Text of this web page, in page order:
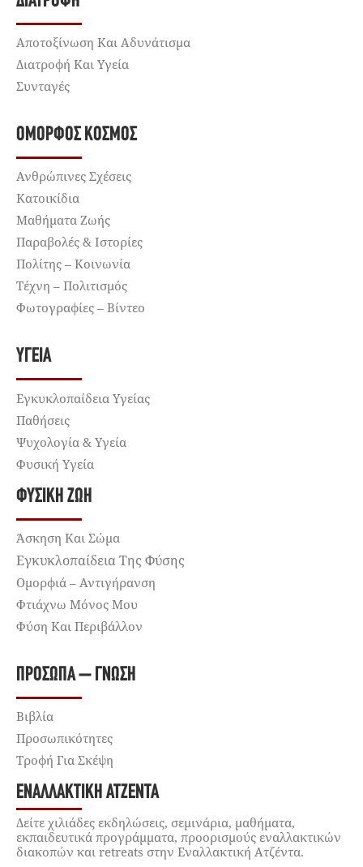
Αποτοξίνωση Και Αδυνάτισμα
Διατροφή Και Υγεία
Συνταγές
ΌΜΟΡΦΟΣ ΚΌΣΜΟΣ
Ανθρώπινες Σχέσεις
Κατοικίδια
Μαθήματα Ζωής
Παραβολές & Ιστορίες
Πολίτης – Κοινωνία
Τέχνη – Πολιτισμός
Φωτογραφίες – Βίντεο
ΥΓΕΊΑ
Εγκυκλοπαίδεια Υγείας
Παθήσεις
Ψυχολογία & Υγεία
Φυσική Υγεία
ΦΥΣΙΚΉ ΖΩΉ
Άσκηση Και Σώμα
Εγκυκλοπαίδεια Της Φύσης
Ομορφιά – Αντιγήρανση
Φτιάχνω Μόνος Μου
Φύση Και Περιβάλλον
ΠΡΌΣΩΠΑ – ΓΝΏΣΗ
Βιβλία
Προσωπικότητες
Τροφή Για Σκέψη
ΕΝΑΛΛΑΚΤΙΚΉ ΑΤΖΈΝΤΑ
Δείτε χιλιάδες εκδηλώσεις, σεμινάρια, μαθήματα,
εκπαιδευτικά προγράμματα, προορισμούς εναλλακτικών
διακοπών και retreats στην Εναλλακτική Ατζέντα.